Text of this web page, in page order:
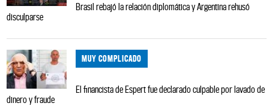
Brasil rebajó la relación diplomática y Argentina rehusó
disculparse
MUY COMPLICADO
El financista de Espert fue declarado culpable por lavado de
dinero y fraude